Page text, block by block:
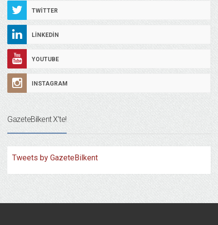
TWITTER
LINKEDIN
YOUTUBE
INSTAGRAM
GazeteBilkent X’te!
Tweets by GazeteBilkent